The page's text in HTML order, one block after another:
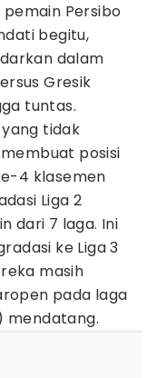
Persibo
begitu,
dalam
Gresik
tuntas.
tidak
posisi
4 klasemen
Liga 2
dari 7 laga. Ini
ke Liga 3
masih
pada laga
mendatang.